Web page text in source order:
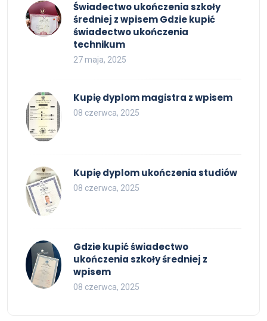
Świadectwo ukończenia szkoły
średniej z wpisem Gdzie kupić
świadectwo ukończenia
technikum
27 maja, 2025
Kupię dyplom magistra z wpisem
08 czerwca, 2025
Kupię dyplom ukończenia studiów
08 czerwca, 2025
Gdzie kupić świadectwo
ukończenia szkoły średniej z
wpisem
08 czerwca, 2025